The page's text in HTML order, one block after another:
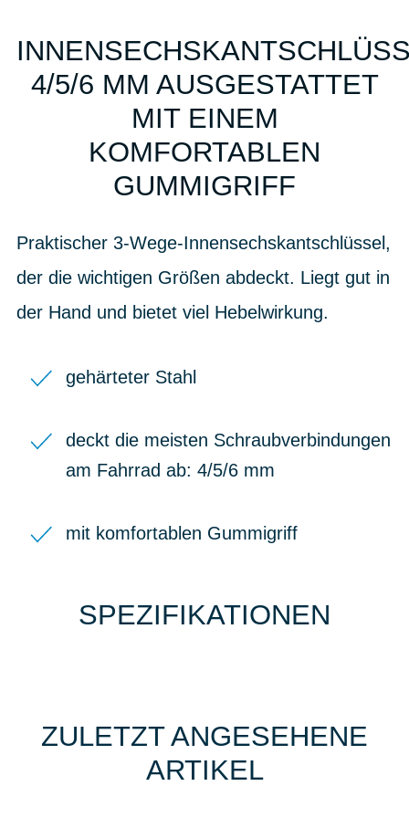
4/5/6 MM AUSGESTATTET
MIT EINEM
KOMFORTABLEN
GUMMIGRIFF
Praktischer 3-Wege-Innensechskantschlüssel,
der die wichtigen Größen abdeckt. Liegt gut in
der Hand und bietet viel Hebelwirkung.
gehärteter Stahl
deckt die meisten Schraubverbindungen
am Fahrrad ab: 4/5/6 mm
mit komfortablen Gummigriff
SPEZIFIKATIONEN
ZULETZT ANGESEHENE
ARTIKEL